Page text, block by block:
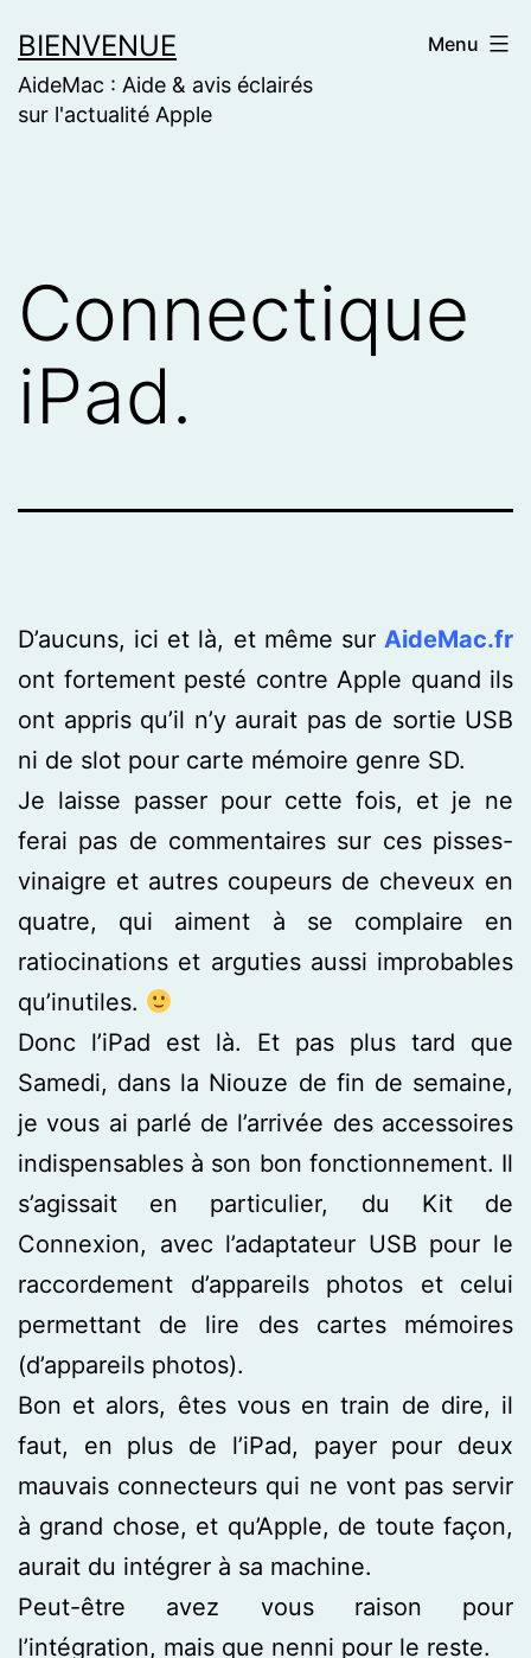
to
content
BIENVENUE
AideMac : Aide & avis éclairés
sur l'actualité Apple
Menu
Connectique
iPad.
D’aucuns, ici et là, et même sur AideMac.fr
ont fortement pesté contre Apple quand ils
ont appris qu’il n’y aurait pas de sortie USB
ni de slot pour carte mémoire genre SD.
Je laisse passer pour cette fois, et je ne
ferai pas de commentaires sur ces pisses-
vinaigre et autres coupeurs de cheveux en
quatre, qui aiment à se complaire en
ratiocinations et arguties aussi improbables
qu’inutiles.
Donc l’iPad est là. Et pas plus tard que
Samedi, dans la Niouze de fin de semaine,
je vous ai parlé de l’arrivée des accessoires
indispensables à son bon fonctionnement. Il
s’agissait en particulier, du Kit de
Connexion, avec l’adaptateur USB pour le
raccordement d’appareils photos et celui
permettant de lire des cartes mémoires
(d’appareils photos).
Bon et alors, êtes vous en train de dire, il
faut, en plus de l’iPad, payer pour deux
mauvais connecteurs qui ne vont pas servir
à grand chose, et qu’Apple, de toute façon,
aurait du intégrer à sa machine.
Peut-être avez vous raison pour
l’intégration, mais que nenni pour le reste.